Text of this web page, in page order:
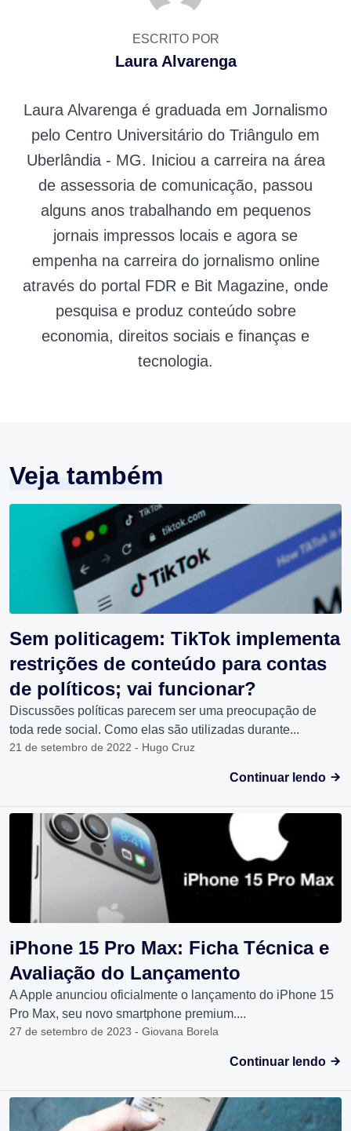
ESCRITO POR
Laura Alvarenga
Laura Alvarenga é graduada em Jornalismo
pelo Centro Universitário do Triângulo em
Uberlândia - MG. Iniciou a carreira na área
de assessoria de comunicação, passou
alguns anos trabalhando em pequenos
jornais impressos locais e agora se
empenha na carreira do jornalismo online
através do portal FDR e Bit Magazine, onde
pesquisa e produz conteúdo sobre
economia, direitos sociais e finanças e
tecnologia.
Veja também
Sem politicagem: TikTok implementa
restrições de conteúdo para contas
de políticos; vai funcionar?
Discussões políticas parecem ser uma preocupação de
toda rede social. Como elas são utilizadas durante...
21 de setembro de 2022 - Hugo Cruz
Continuar lendo
iPhone 15 Pro Max: Ficha Técnica e
Avaliação do Lançamento
A Apple anunciou oficialmente o lançamento do iPhone 15
Pro Max, seu novo smartphone premium....
27 de setembro de 2023 - Giovana Borela
Continuar lendo